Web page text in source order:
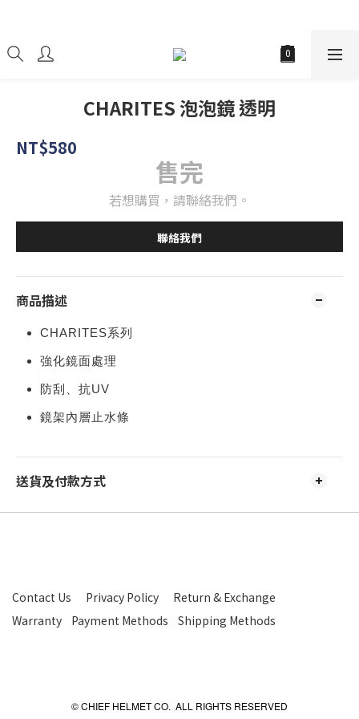
CHARITES 泡泡鏡 透明
NT$580
售完
若想購買，請聯絡我們。
聯絡我們
商品描述
CHARITES系列
強化鏡面處理
防刮、抗UV
鏡架內層止水條
送貨及付款方式
Contact Us Privacy Policy
Return & Exchange
Warranty
Payment Methods Shipping Methods
© CHIEF HELMET CO. ALL RIGHTS RESERVED